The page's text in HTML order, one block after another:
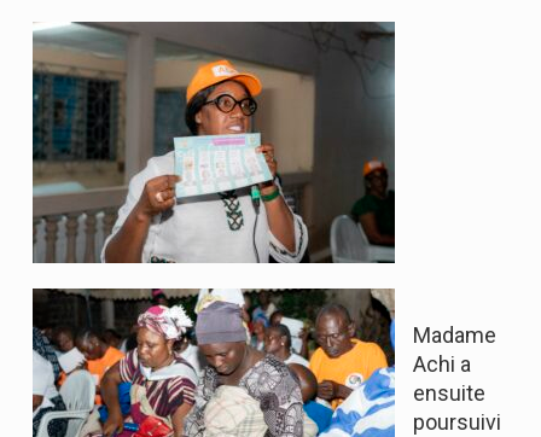
Madame
Achi a
ensuite
poursuivi